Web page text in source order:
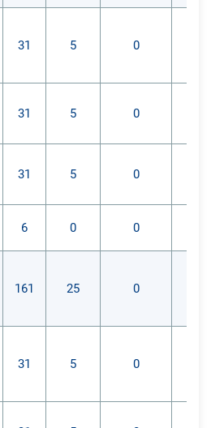
31 5 0
31 5 0
31 5 0
6 0 0
161 25 0
31 5 0